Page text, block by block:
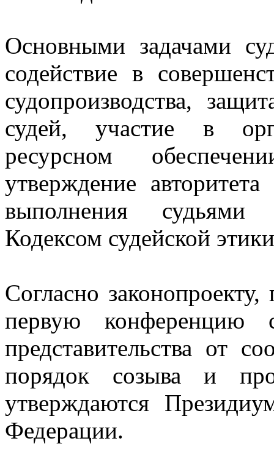
Основными задачами
содействие в
судопроизводства,
судей, участие в
ресурсном
утверждение
выполнения судьями
Кодексом судейской
Согласно
первую конференцию
представительства от
порядок созыва и
утверждаются
Федерации.